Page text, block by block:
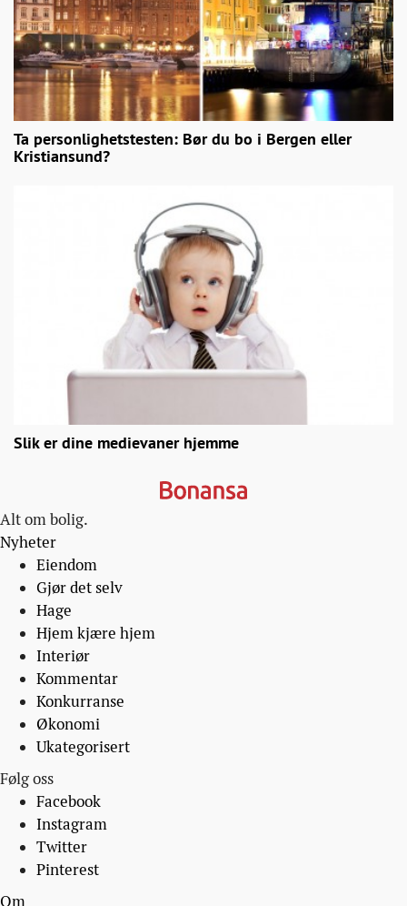
Ta personlighetstesten: Bør du bo i Bergen eller
Kristiansund?
Slik er dine medievaner hjemme
Alt om bolig.
Nyheter
Eiendom
Gjør det selv
Hage
Hjem kjære hjem
Interiør
Kommentar
Konkurranse
Økonomi
Ukategorisert
Følg oss
Facebook
Instagram
Twitter
Pinterest
Om